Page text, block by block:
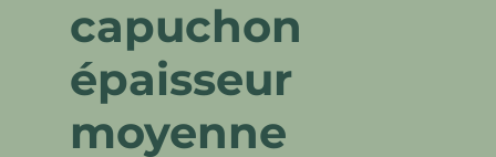
capuchon
épaisseur
moyenne